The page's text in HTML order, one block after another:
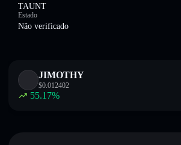
TAUNT
Estado
Não verificado
JIMOTHY
$0.012402
55.17%